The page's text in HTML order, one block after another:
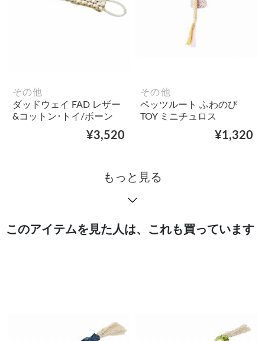
その他
ダッドウェイ FAD レザー
&コットン･トイ/ボーン
¥3,520
その他
ペッツルート ふわのび
TOY ミニチュロス
¥1,320
もっと見る
このアイテムを見た人は、これも買っています